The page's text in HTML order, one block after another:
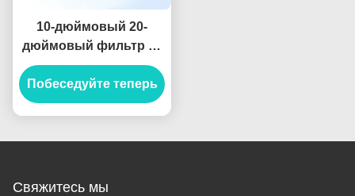
10-дюймовый 20-
дюймовый фильтр из
полипропиленового
хлопка и
активированного угля
фильтрации воды
Побеседуйте теперь
Свяжитесь мы